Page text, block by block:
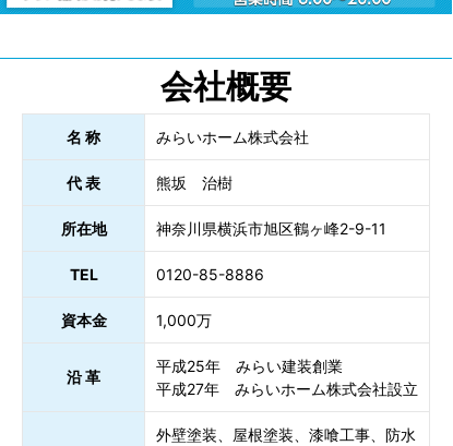
会社概要
名 称 みらいホーム株式会社
代 表 熊坂 治樹
所在地 神奈川県横浜市旭区鶴ヶ峰2-9-11
TEL 0120-85-8886
資本金 1,000万
沿 革
平成25年 みらい建装創業
平成27年 みらいホーム株式会社設立
外壁塗装、屋根塗装、漆喰工事、防水